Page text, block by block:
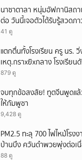
นาซาตาลา หนุ่มอัฟกานิสถา
ต่อ วันนี้เจอตัวได้รับรู้สวดภ
41 ดู
แตกตื่นทั้งโรงเรียน ครู นร.
เหตุ.กราxยิxกลาง โรงเรีย
879 ดู
จบทุกข้อสงสัย! ทูตจีนพูดแ
ให้กัมพูชา
9,428 ดู
PM2.5 ทะลุ 700 ไฟไหม้โรงง
บ้านบึง ควันดำพวยพุ่งต่อเ
88 ดู